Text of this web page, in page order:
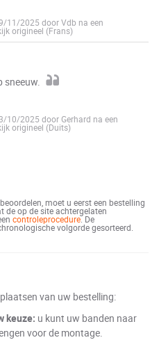
11/2025 door Vdb na een
origineel (Frans)
10/2025 door Gerhard na een
origineel (Duits)
moet u eerst een bestelling
de op de site achtergelaten
controleprocedure. De
volgorde gesorteerd.
van uw bestelling:
keuze: u kunt uw banden naar
voor de montage.